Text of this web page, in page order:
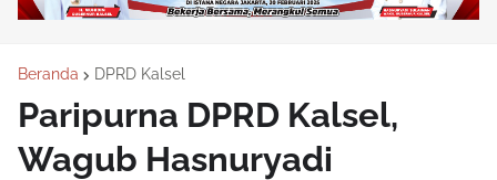
Beranda DPRD Kalsel
Paripurna DPRD Kalsel,
Wagub Hasnuryadi